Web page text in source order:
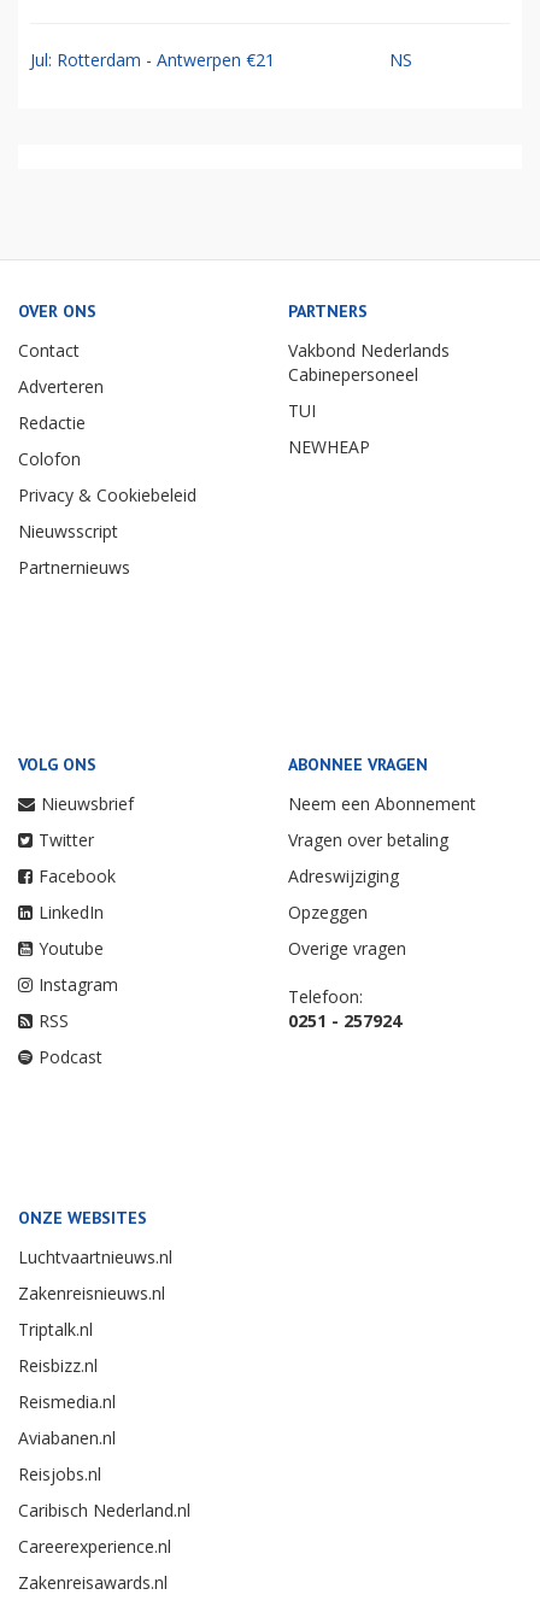
Jul: Rotterdam - Antwerpen €21 NS
OVER ONS
Contact
Adverteren
Redactie
Colofon
Privacy & Cookiebeleid
Nieuwsscript
Partnernieuws
PARTNERS
Vakbond Nederlands
Cabinepersoneel
TUI
NEWHEAP
VOLG ONS
Nieuwsbrief
Twitter
Facebook
LinkedIn
Youtube
Instagram
RSS
Podcast
ABONNEE VRAGEN
Neem een Abonnement
Vragen over betaling
Adreswijziging
Opzeggen
Overige vragen
Telefoon:
0251 - 257924
ONZE WEBSITES
Luchtvaartnieuws.nl
Zakenreisnieuws.nl
Triptalk.nl
Reisbizz.nl
Reismedia.nl
Aviabanen.nl
Reisjobs.nl
Caribisch Nederland.nl
Careerexperience.nl
Zakenreisawards.nl